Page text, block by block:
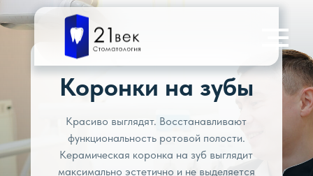
Красиво выглядят. Восстанавливают
функциональность ротовой полости.
Керамическая коронка на зуб выглядит
максимально эстетично и не выделяется
Коронки на зубы